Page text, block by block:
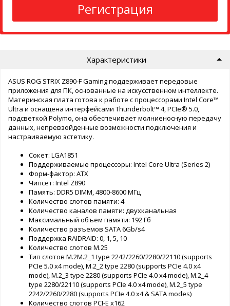
Регистрация
Характеристики
ASUS ROG STRIX Z890-F Gaming поддерживает передовые
приложения для ПК, основанные на искусственном интеллекте.
Материнская плата готова к работе с процессорами Intel Core™
Ultra и оснащена интерфейсами Thunderbolt™ 4, PCIe® 5.0,
подсветкой Polymo, она обеспечивает молниеносную передачу
данных, непревзойденные возможности подключения и
настраиваемую эстетику.
Сокет: LGA1851
Поддерживаемые процессоры: Intel Core Ultra (Series 2)
Форм-фактор: ATX
Чипсет: Intel Z890
Память: DDR5 DIMM, 4800-8600 МГц
Количество слотов памяти: 4
Количество каналов памяти: двухканальная
Максимальный объем памяти: 192 Гб
Количество разъемов SATA 6Gb/s4
Поддержка RAIDRAID: 0, 1, 5, 10
Количество слотов M.25
Тип слотов M.2M.2_1 type 2242/2260/2280/22110 (supports
PCIe 5.0 x4 mode), M.2_2 type 2280 (supports PCIe 4.0 x4
mode), M.2_3 type 2280 (supports PCIe 4.0 x4 mode), M.2_4
type 2280/22110 (supports PCIe 4.0 x4 mode), M.2_5 type
2242/2260/2280 (supports PCIe 4.0 x4 & SATA modes)
Количество слотов PCI-E x162